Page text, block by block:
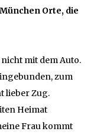
Orte, die
mit dem Auto.
zum
lieber Zug.
Heimat
Frau kommt